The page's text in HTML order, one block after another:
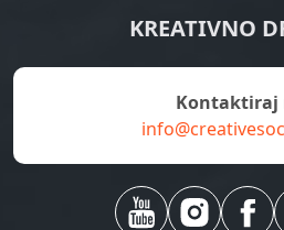
KREATIVNO
kontaktiraj